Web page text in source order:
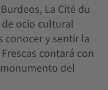
La Cité du
de ocio cultural
conocer y sentir la
contará con
del